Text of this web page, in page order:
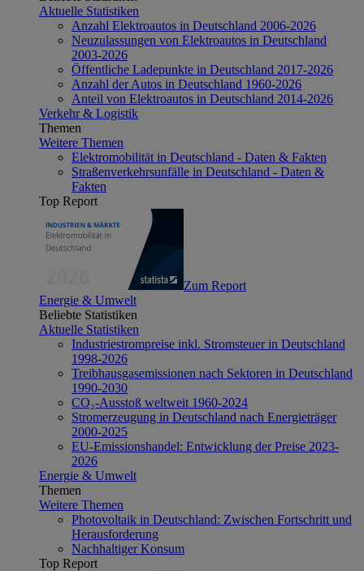
Aktuelle Statistiken
Anzahl Elektroautos in Deutschland 2006-2026
Neuzulassungen von Elektroautos in Deutschland
2003-2026
Öffentliche Ladepunkte in Deutschland 2017-2026
Anzahl der Autos in Deutschland 1960-2026
Anteil von Elektroautos in Deutschland 2014-2026
Verkehr & Logistik
Themen
Weitere Themen
Elektromobilität in Deutschland - Daten & Fakten
Straßenverkehrsunfälle in Deutschland - Daten &
Fakten
Top Report
Zum Report
Energie & Umwelt
Beliebte Statistiken
Aktuelle Statistiken
Industriestrompreise inkl. Stromsteuer in Deutschland
1998-2026
Treibhausgasemissionen nach Sektoren in Deutschland
1990-2030
CO₂-Ausstoß weltweit 1960-2024
Stromerzeugung in Deutschland nach Energieträger
2000-2025
EU-Emissionshandel: Entwicklung der Preise 2023-
2026
Energie & Umwelt
Themen
Weitere Themen
Photovoltaik in Deutschland: Zwischen Fortschritt und
Herausforderung
Nachhaltiger Konsum
Top Report